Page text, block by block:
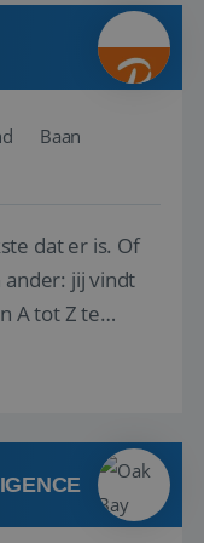
Baan
dat er is. Of
jij vindt
A tot Z te
plekjes op
...